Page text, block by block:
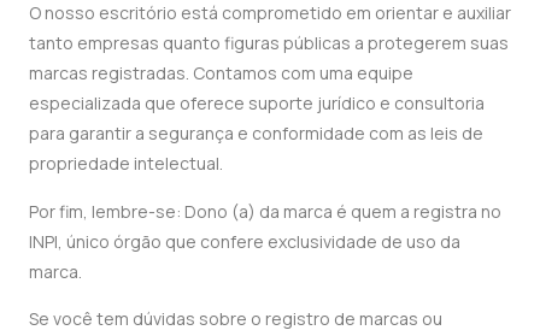
O nosso escritório está comprometido em orientar e auxiliar
tanto empresas quanto figuras públicas a protegerem suas
marcas registradas. Contamos com uma equipe
especializada que oferece suporte jurídico e consultoria
para garantir a segurança e conformidade com as leis de
propriedade intelectual.
Por fim, lembre-se: Dono (a) da marca é quem a registra no
INPI, único órgão que confere exclusividade de uso da
marca.
Se você tem dúvidas sobre o registro de marcas ou